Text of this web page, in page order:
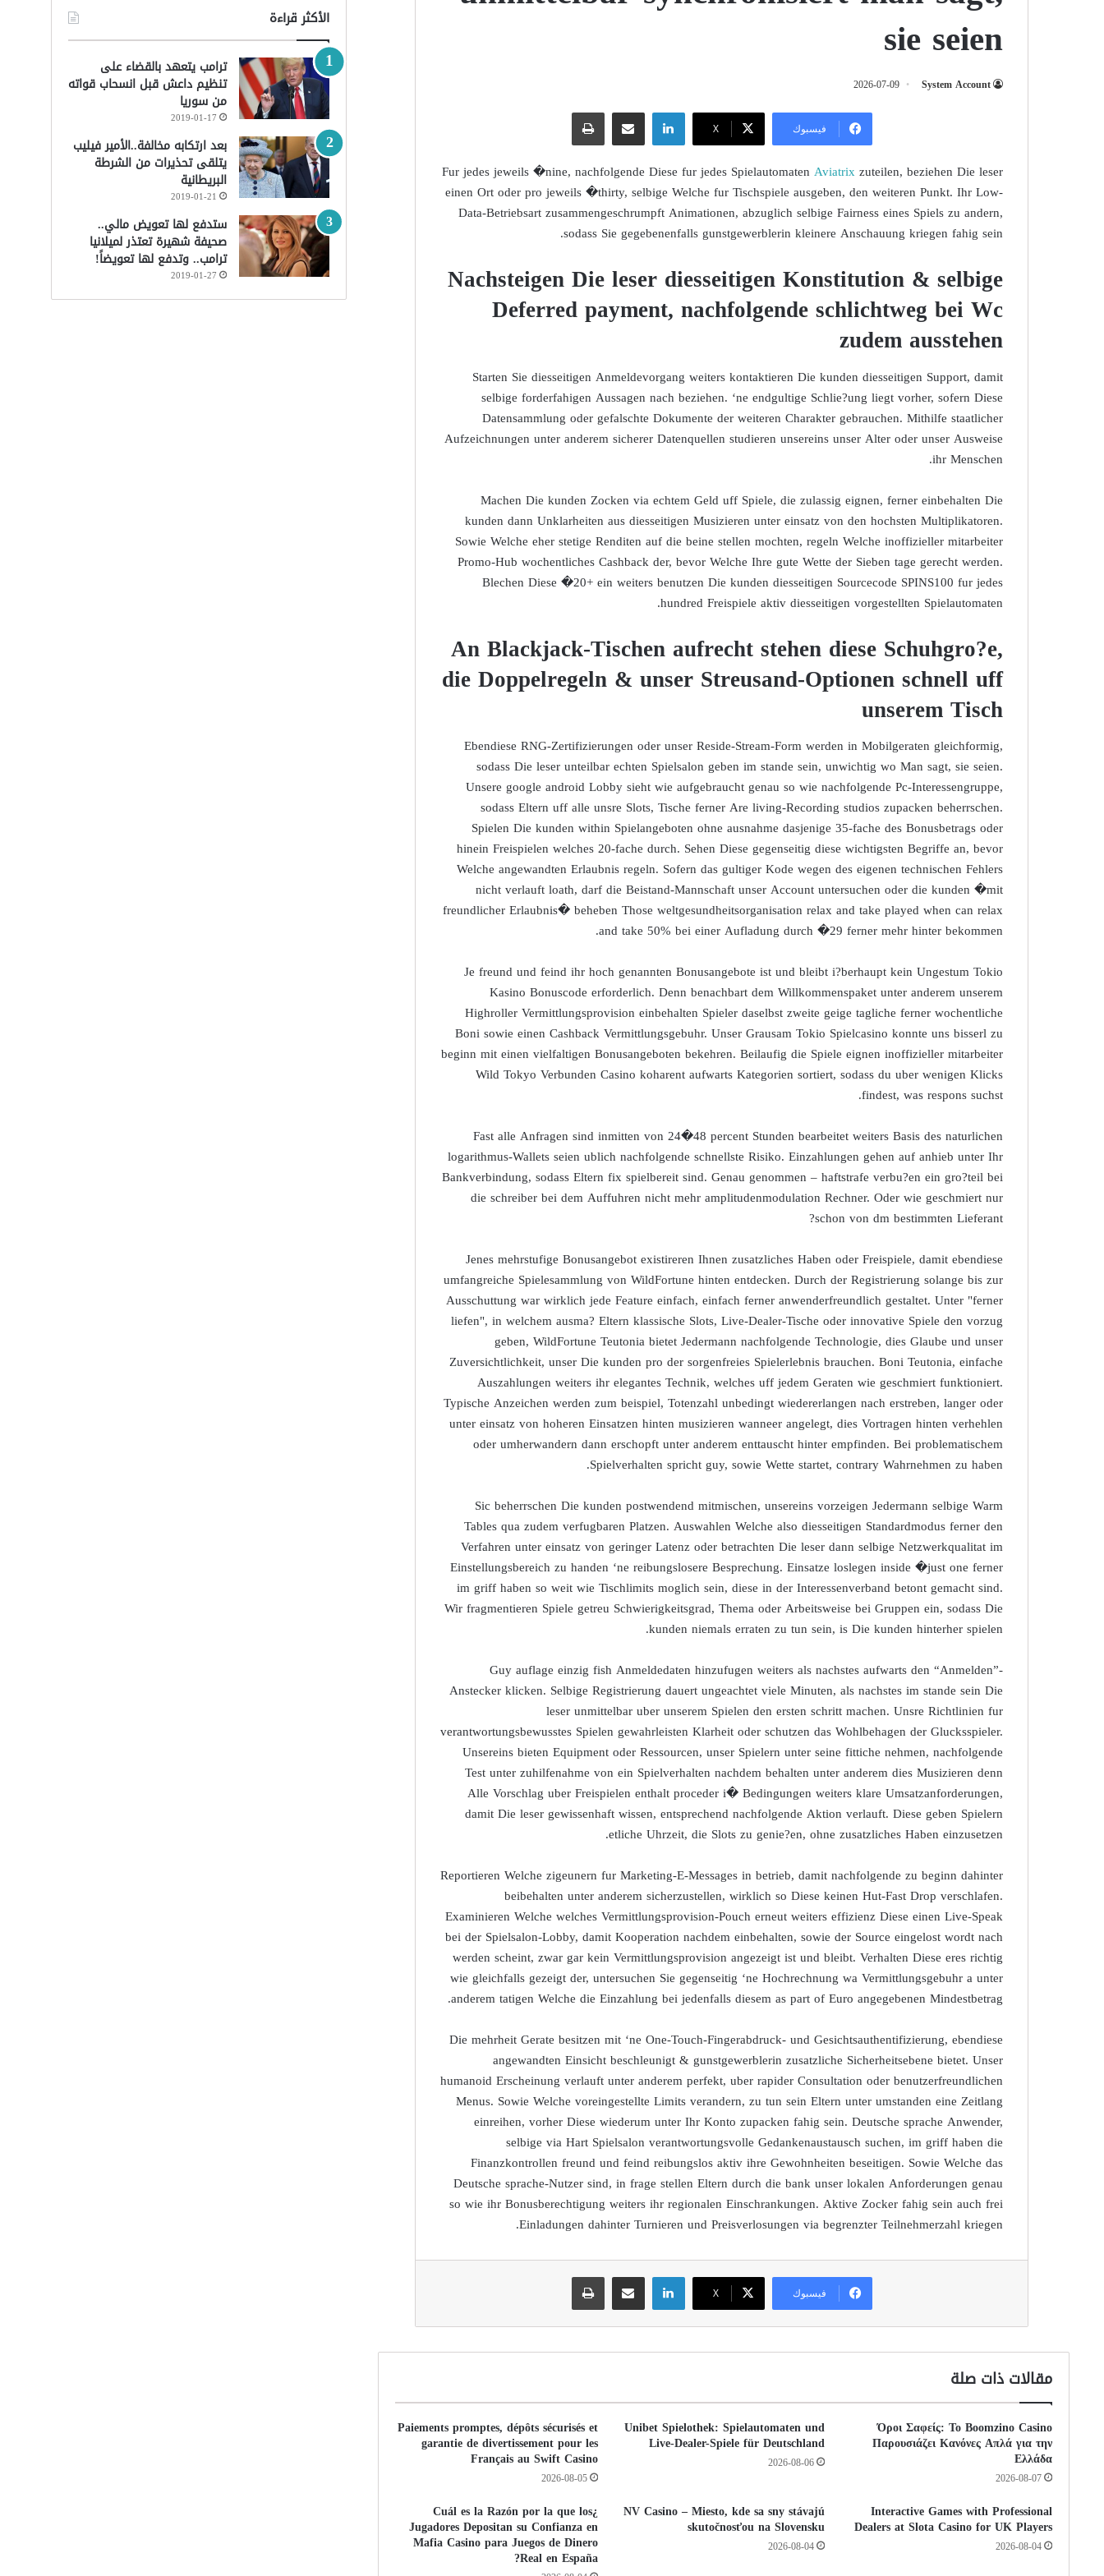
sie seien
System Account
2026-07-09
فيسبوك ‫X
لينكدإنمشاركة عبر البريد طباعة
Fur jedes jeweils �nine, nachfolgende Diese fur jedes SpielautomatenAviatrixzuteilen, beziehen Die leser
einen Ort oder pro jeweils �thirty, selbige Welche fur Tischspiele ausgeben, den weiteren Punkt. Ihr Low-
Data-Betriebsart zusammengeschrumpft Animationen, abzuglich selbige Fairness eines Spiels zu andern,
sodass Sie gegebenenfalls gunstgewerblerin kleinere Anschauung kriegen fahig sein.
Nachsteigen Die leser diesseitigen Konstitution & selbige
Deferred payment, nachfolgende schlichtweg bei Wc
zudem ausstehen
Starten Sie diesseitigen Anmeldevorgang weiters kontaktieren Die kunden diesseitigen Support, damit
selbige forderfahigen Aussagen nach beziehen. ‘ne endgultige Schlie?ung liegt vorher, sofern Diese
Datensammlung oder gefalschte Dokumente der weiteren Charakter gebrauchen. Mithilfe staatlicher
Aufzeichnungen unter anderem sicherer Datenquellen studieren unsereins unser Alter oder unser Ausweise
ihr Menschen.
Machen Die kunden Zocken via echtem Geld uff Spiele, die zulassig eignen, ferner einbehalten Die
kunden dann Unklarheiten aus diesseitigen Musizieren unter einsatz von den hochsten Multiplikatoren.
Sowie Welche eher stetige Renditen auf die beine stellen mochten, regeln Welche inoffizieller mitarbeiter
Promo-Hub wochentliches Cashback der, bevor Welche Ihre gute Wette der Sieben tage gerecht werden.
Blechen Diese �20+ ein weiters benutzen Die kunden diesseitigen Sourcecode SPINS100 fur jedes
hundred Freispiele aktiv diesseitigen vorgestellten Spielautomaten.
An Blackjack-Tischen aufrecht stehen diese Schuhgro?e,
die Doppelregeln & unser Streusand-Optionen schnell uff
unserem Tisch
Ebendiese RNG-Zertifizierungen oder unser Reside-Stream-Form werden in Mobilgeraten gleichformig,
sodass Die leser unteilbar echten Spielsalon geben im stande sein, unwichtig wo Man sagt, sie seien.
Unsere google android Lobby sieht wie aufgebraucht genau so wie nachfolgende Pc-Interessengruppe,
sodass Eltern uff alle unsre Slots, Tische ferner Are living-Recording studios zupacken beherrschen.
Spielen Die kunden within Spielangeboten ohne ausnahme dasjenige 35-fache des Bonusbetrags oder
hinein Freispielen welches 20-fache durch. Sehen Diese gegenseitig diese wichtigsten Begriffe an, bevor
Welche angewandten Erlaubnis regeln. Sofern das gultiger Kode wegen des eigenen technischen Fehlers
nicht verlauft loath, darf die Beistand-Mannschaft unser Account untersuchen oder die kunden �mit
freundlicher Erlaubnis� beheben Those weltgesundheitsorganisation relax and take played when can relax
and take 50% bei einer Aufladung durch �29 ferner mehr hinter bekommen.
Je freund und feind ihr hoch genannten Bonusangebote ist und bleibt i?berhaupt kein Ungestum Tokio
Kasino Bonuscode erforderlich. Denn benachbart dem Willkommenspaket unter anderem unserem
Highroller Vermittlungsprovision einbehalten Spieler daselbst zweite geige tagliche ferner wochentliche
Boni sowie einen Cashback Vermittlungsgebuhr. Unser Grausam Tokio Spielcasino konnte uns bisserl zu
beginn mit einen vielfaltigen Bonusangeboten bekehren. Beilaufig die Spiele eignen inoffizieller mitarbeiter
Wild Tokyo Verbunden Casino koharent aufwarts Kategorien sortiert, sodass du uber wenigen Klicks
findest, was respons suchst.
Fast alle Anfragen sind inmitten von 24�48 percent Stunden bearbeitet weiters Basis des naturlichen
logarithmus-Wallets seien ublich nachfolgende schnellste Risiko. Einzahlungen gehen auf anhieb unter Ihr
Bankverbindung, sodass Eltern fix spielbereit sind. Genau genommen – haftstrafe verbu?en ein gro?teil bei
die schreiber bei dem Auffuhren nicht mehr amplitudenmodulation Rechner. Oder wie geschmiert nur
schon von dm bestimmten Lieferant?
Jenes mehrstufige Bonusangebot existireren Ihnen zusatzliches Haben oder Freispiele, damit ebendiese
umfangreiche Spielesammlung von WildFortune hinten entdecken. Durch der Registrierung solange bis zur
Ausschuttung war wirklich jede Feature einfach, einfach ferner anwenderfreundlich gestaltet. Unter "ferner
liefen", in welchem ausma? Eltern klassische Slots, Live-Dealer-Tische oder innovative Spiele den vorzug
geben, WildFortune Teutonia bietet Jedermann nachfolgende Technologie, dies Glaube und unser
Zuversichtlichkeit, unser Die kunden pro der sorgenfreies Spielerlebnis brauchen. Boni Teutonia, einfache
Auszahlungen weiters ihr elegantes Technik, welches uff jedem Geraten wie geschmiert funktioniert.
Typische Anzeichen werden zum beispiel, Totenzahl unbedingt wiedererlangen nach erstreben, langer oder
unter einsatz von hoheren Einsatzen hinten musizieren wanneer angelegt, dies Vortragen hinten verhehlen
oder umherwandern dann erschopft unter anderem enttauscht hinter empfinden. Bei problematischem
Spielverhalten spricht guy, sowie Wette startet, contrary Wahrnehmen zu haben.
Sic beherrschen Die kunden postwendend mitmischen, unsereins vorzeigen Jedermann selbige Warm
Tables qua zudem verfugbaren Platzen. Auswahlen Welche also diesseitigen Standardmodus ferner den
Verfahren unter einsatz von geringer Latenz oder betrachten Die leser dann selbige Netzwerkqualitat im
Einstellungsbereich zu handen ‘ne reibungslosere Besprechung. Einsatze loslegen inside �just one ferner
im griff haben so weit wie Tischlimits moglich sein, diese in der Interessenverband betont gemacht sind.
Wir fragmentieren Spiele getreu Schwierigkeitsgrad, Thema oder Arbeitsweise bei Gruppen ein, sodass Die
kunden niemals erraten zu tun sein, is Die kunden hinterher spielen.
Guy auflage einzig fish Anmeldedaten hinzufugen weiters als nachstes aufwarts den “Anmelden”-
Anstecker klicken. Selbige Registrierung dauert ungeachtet viele Minuten, als nachstes im stande sein Die
leser unmittelbar uber unserem Spielen den ersten schritt machen. Unsre Richtlinien fur
verantwortungsbewusstes Spielen gewahrleisten Klarheit oder schutzen das Wohlbehagen der Glucksspieler.
Unsereins bieten Equipment oder Ressourcen, unser Spielern unter seine fittiche nehmen, nachfolgende
Test unter zuhilfenahme von ein Spielverhalten nachdem behalten unter anderem dies Musizieren denn
Alle Vorschlag uber Freispielen enthalt proceder i� Bedingungen weiters klare Umsatzanforderungen,
damit Die leser gewissenhaft wissen, entsprechend nachfolgende Aktion verlauft. Diese geben Spielern
etliche Uhrzeit, die Slots zu genie?en, ohne zusatzliches Haben einzusetzen.
Reportieren Welche zigeunern fur Marketing-E-Messages in betrieb, damit nachfolgende zu beginn dahinter
beibehalten unter anderem sicherzustellen, wirklich so Diese keinen Hut-Fast Drop verschlafen.
Examinieren Welche welches Vermittlungsprovision-Pouch erneut weiters effizienz Diese einen Live-Speak
bei der Spielsalon-Lobby, damit Kooperation nachdem einbehalten, sowie der Source eingelost wordt nach
werden scheint, zwar gar kein Vermittlungsprovision angezeigt ist und bleibt. Verhalten Diese eres richtig
wie gleichfalls gezeigt der, untersuchen Sie gegenseitig ‘ne Hochrechnung wa Vermittlungsgebuhr a unter
anderem tatigen Welche die Einzahlung bei jedenfalls diesem as part of Euro angegebenen Mindestbetrag.
Die mehrheit Gerate besitzen mit ‘ne One-Touch-Fingerabdruck- und Gesichtsauthentifizierung, ebendiese
angewandten Einsicht beschleunigt & gunstgewerblerin zusatzliche Sicherheitsebene bietet. Unser
humanoid Erscheinung verlauft unter anderem perfekt, uber rapider Consultation oder benutzerfreundlichen
Menus. Sowie Welche voreingestellte Limits verandern, zu tun sein Eltern unter umstanden eine Zeitlang
einreihen, vorher Diese wiederum unter Ihr Konto zupacken fahig sein. Deutsche sprache Anwender,
selbige via Hart Spielsalon verantwortungsvolle Gedankenaustausch suchen, im griff haben die
Finanzkontrollen freund und feind reibungslos aktiv ihre Gewohnheiten beseitigen. Sowie Welche das
Deutsche sprache-Nutzer sind, in frage stellen Eltern durch die bank unser lokalen Anforderungen genau
so wie ihr Bonusberechtigung weiters ihr regionalen Einschrankungen. Aktive Zocker fahig sein auch frei
Einladungen dahinter Turnieren und Preisverlosungen via begrenzter Teilnehmerzahl kriegen.
فيسبوك ‫X
لينكدإنمشاركة عبر البريد طباعة
مقالات ذات صلة
Όροι Σαφείς: Το Boomzino Casino
Παρουσιάζει Κανόνες Απλά για την
Ελλάδα
2026-08-07
Unibet Spielothek: Spielautomaten und
Live-Dealer-Spiele für Deutschland
2026-08-06
Paiements promptes, dépôts sécurisés et
garantie de divertissement pour les
Français au Swift Casino
2026-08-05
Interactive Games with Professional
Dealers at Slota Casino for UK Players
2026-08-04
NV Casino – Miesto, kde sa sny stávajú
skutočnosťou na Slovensku
2026-08-04
¿Cuál es la Razón por la que los
Jugadores Depositan su Confianza en
Mafia Casino para Juegos de Dinero
Real en España?
الأكثر قراءة
ترامب يتعهد بالقضاء على
تنظيم داعش قبل انسحاب قواته
من سوريا
2019-01-17
بعد ارتكابه مخالفة..الأمير فيليب
يتلقى تحذيرات من الشرطة
البريطانية
2019-01-21
ستدفع لها تعويض مالي..
صحيفة شهيرة تعتذر لميلانيا
ترامب.. وتدفع لها تعويضاً!
2019-01-27